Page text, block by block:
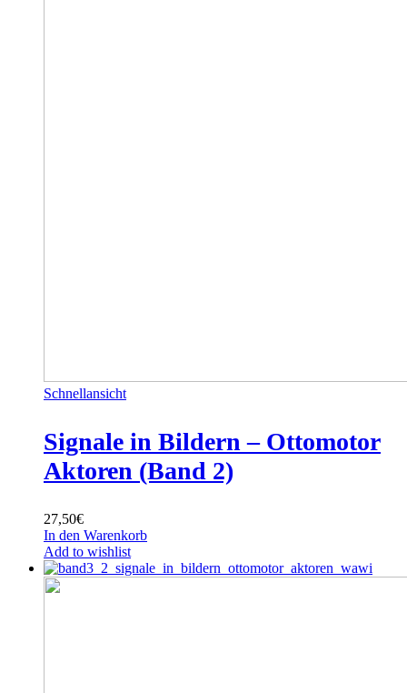
Schnellansicht
Signale in Bildern – Ottomotor
Aktoren (Band 2)
27,50€
In den Warenkorb
Add to wishlist